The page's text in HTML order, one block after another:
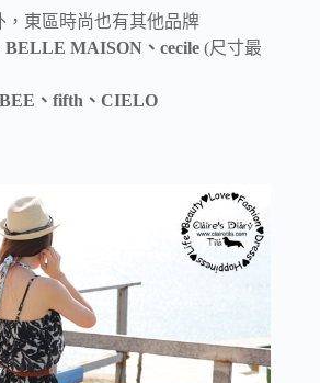
，東區時尚也有其他品牌
BELLE MAISON、cecile (尺寸最
、fifth、CIELO